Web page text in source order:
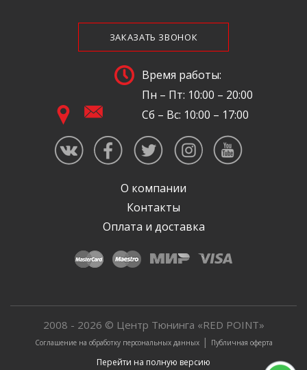
ЗАКАЗАТЬ ЗВОНОК
Время работы:
Пн – Пт: 10:00 – 20:00
Сб – Вс: 10:00 – 17:00
О компании
Контакты
Оплата и доставка
2008 - 2026 © Центр Тюнинга «RED POINT»
Соглашение на обработку персональных данных| Публичная оферта
Перейти на полную версию